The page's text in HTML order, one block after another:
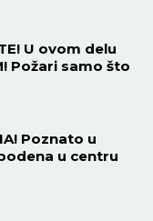
U ovom delu
Požari samo što
Poznato u
u centru